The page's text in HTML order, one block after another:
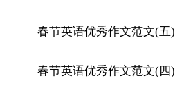
春节英语优秀作文范文(五)
春节英语优秀作文范文(四)